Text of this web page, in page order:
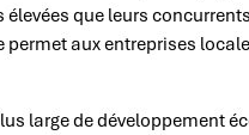
que leurs
aux entreprises
large de développement